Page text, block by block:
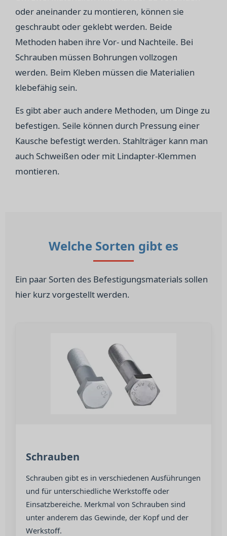
oder aneinander zu montieren, können sie
geschraubt oder geklebt werden. Beide
Methoden haben ihre Vor- und Nachteile. Bei
Schrauben müssen Bohrungen vollzogen
werden. Beim Kleben müssen die Materialien
klebefähig sein.
Es gibt aber auch andere Methoden, um Dinge zu
befestigen. Seile können durch Pressung einer
Kausche befestigt werden. Stahlträger kann man
auch Schweißen oder mit Lindapter-Klemmen
montieren.
Welche Sorten gibt es
Ein paar Sorten des Befestigungsmaterials sollen
hier kurz vorgestellt werden.
Schrauben
Schrauben gibt es in verschiedenen Ausführungen
und für unterschiedliche Werkstoffe oder
Einsatzbereiche. Merkmal von Schrauben sind
unter anderem das Gewinde, der Kopf und der
Werkstoff.